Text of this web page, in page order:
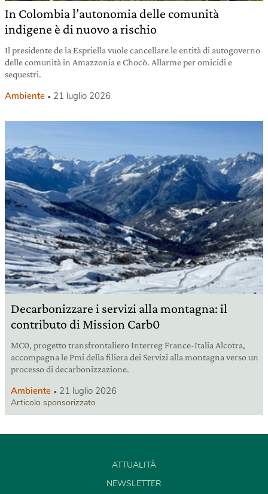
In Colombia l’autonomia delle comunità
indigene è di nuovo a rischio
Il presidente de la Espriella vuole cancellare le entità di autogoverno
delle comunità in Amazzonia e Chocò. Allarme per omicidi e
sequestri.
Ambiente 21 luglio 2026
Decarbonizzare i servizi alla montagna: il
contributo di Mission Carb0
MC0, progetto transfrontaliero Interreg France-Italia Alcotra,
accompagna le Pmi della filiera dei Servizi alla montagna verso un
processo di decarbonizzazione.
Ambiente 21 luglio 2026
Articolo sponsorizzato
ATTUALITÀ
NEWSLETTER